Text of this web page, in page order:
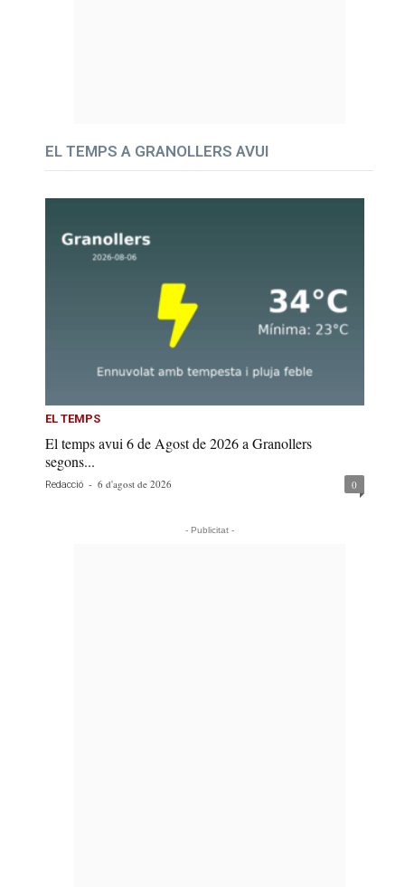
EL TEMPS A GRANOLLERS AVUI
EL TEMPS
El temps avui 6 de Agost de 2026 a Granollers
segons...
Redacció - 6 d'agost de 2026 0
- Publicitat -